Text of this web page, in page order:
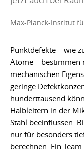
Max-Planck-Institut
Punktdefekte – wie
Atome – bestimmen
mechanischen
geringe
hunderttausend
Halbleitern in der
Stahl beeinflussen.
nur für besonders
berechnen. Ein